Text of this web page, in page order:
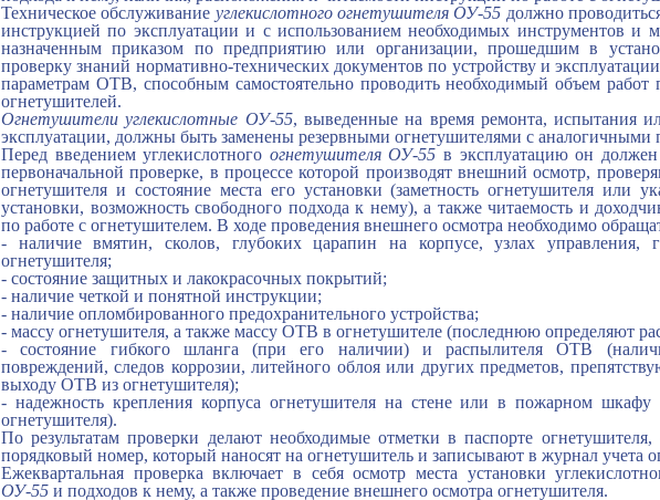
Техническое обслуживание углекислотного огнетушителя ОУ-55 должно
инструкцией по эксплуатации и с использованием необходимых инструментов и
назначенным приказом по предприятию или организации, прошедшим в
проверку знаний нормативно-технических документов по устройству и
параметрам ОТВ, способным самостоятельно проводить необходимый объем
огнетушителей.
Огнетушители углекислотные ОУ-55, выведенные на время ремонта, испытания
эксплуатации, должны быть заменены резервными огнетушителями с аналогичными
Перед введением углекислотного огнетушителя ОУ-55 в эксплуатацию он
первоначальной проверке, в процессе которой производят внешний осмотр,
огнетушителя и состояние места его установки (заметность огнетушителя или
установки, возможность свободного подхода к нему), а также читаемость и
по работе с огнетушителем. В ходе проведения внешнего осмотра необходимо
- наличие вмятин, сколов, глубоких царапин на корпусе, узлах управления,
огнетушителя;
- состояние защитных и лакокрасочных покрытий;
- наличие четкой и понятной инструкции;
- наличие опломбированного предохранительного устройства;
- массу огнетушителя, а также массу ОТВ в огнетушителе (последнюю определяют
- состояние гибкого шланга (при его наличии) и распылителя ОТВ
повреждений, следов коррозии, литейного облоя или других предметов,
выходу ОТВ из огнетушителя);
- надежность крепления корпуса огнетушителя на стене или в пожарном шкафу
огнетушителя).
По результатам проверки делают необходимые отметки в паспорте
порядковый номер, который наносят на огнетушитель и записывают в журнал учета
Ежеквартальная проверка включает в себя осмотр места установки
ОУ-55 и подходов к нему, а также проведение внешнего осмотра огнетушителя.